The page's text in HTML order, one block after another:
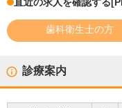
歯科衛生士の方
診療案内